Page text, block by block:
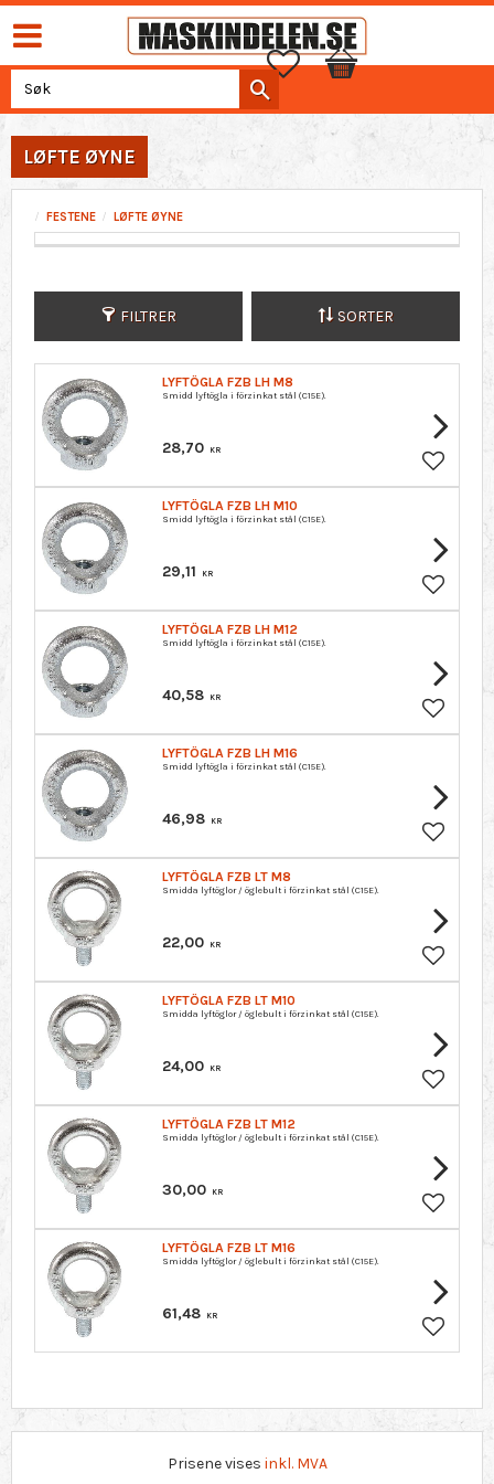
Favoritter
Handlekurv
LØFTE ØYNE
FESTENE LØFTE ØYNE
FILTRER SORTER
LYFTÖGLA FZB LH M8
Smidd lyftögla i förzinkat stål (C15E).
28,70 KR
Lagre
LYFTÖGLA FZB LH M10
Smidd lyftögla i förzinkat stål (C15E).
29,11 KR
Lagre
LYFTÖGLA FZB LH M12
Smidd lyftögla i förzinkat stål (C15E).
40,58 KR
Lagre
LYFTÖGLA FZB LH M16
Smidd lyftögla i förzinkat stål (C15E).
46,98 KR
Lagre
LYFTÖGLA FZB LT M8
Smidda lyftöglor / öglebult i förzinkat stål (C15E).
22,00 KR
Lagre
LYFTÖGLA FZB LT M10
Smidda lyftöglor / öglebult i förzinkat stål (C15E).
24,00 KR
Lagre
LYFTÖGLA FZB LT M12
Smidda lyftöglor / öglebult i förzinkat stål (C15E).
30,00 KR
Lagre
LYFTÖGLA FZB LT M16
Smidda lyftöglor / öglebult i förzinkat stål (C15E).
61,48 KR
Lagre
Prisene vises inkl. MVA